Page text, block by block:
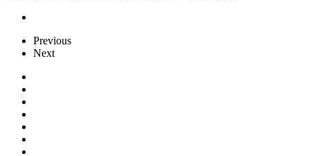
Previous
Next